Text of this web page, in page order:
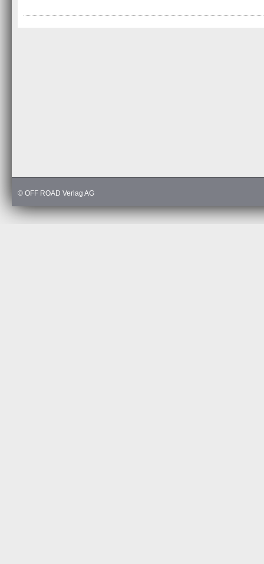
© OFF ROAD Verlag AG